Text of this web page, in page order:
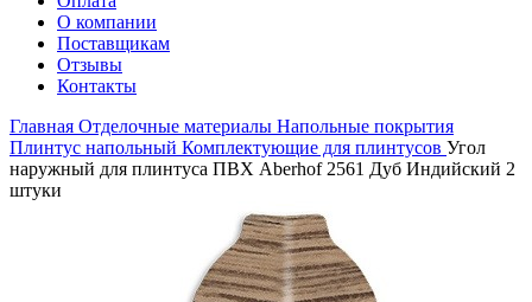
О компании
Поставщикам
Отзывы
Контакты
Главная Отделочные материалы Напольные покрытия
Плинтус напольный Комплектующие для плинтусов Угол
наружный для плинтуса ПВХ Aberhof 2561 Дуб Индийский 2
штуки